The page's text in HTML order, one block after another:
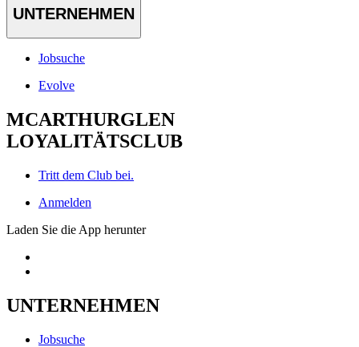
UNTERNEHMEN
Jobsuche
Evolve
MCARTHURGLEN
LOYALITÄTSCLUB
Tritt dem Club bei.
Anmelden
Laden Sie die App herunter
UNTERNEHMEN
Jobsuche